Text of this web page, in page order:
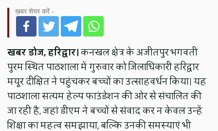
ख़बर शेयर करें -
खबर डोज, हरिद्वार।कनखल क्षेत्र के अजीतपुर भगवती
पुरम स्थित पाठशाला में गुरुवार को जिलाधिकारी हरिद्वार
मयूर दीक्षित ने पहुंचकर बच्चों का उत्साहवर्धन किया। यह
पाठशाला सत्यम हेल्प फाउंडेशन की ओर से संचालित की
जा रही है, जहां डीएम ने बच्चों से संवाद कर न केवल उन्हें
शिक्षा का महत्व समझाया, बल्कि उनकी समस्याएं भी